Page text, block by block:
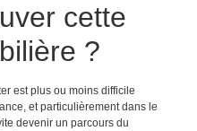
cette
?
est plus ou moins difficile
et particulièrement dans le
devenir un parcours du